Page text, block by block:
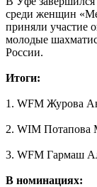
среди женщин
приняли участие
молодые
России.
Итоги:
1. WFM Журова
2. WIM Потапова
3. WFM Гармаш
В номинациях: